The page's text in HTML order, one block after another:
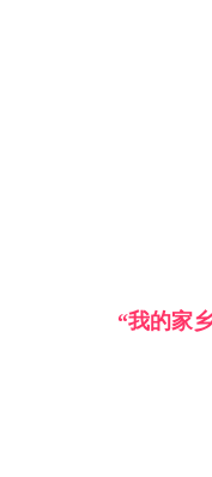
“我的家